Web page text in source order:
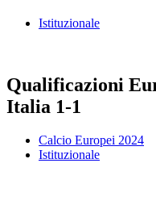
Istituzionale
Qualificazioni
Italia 1-1
Calcio Europei 2024
Istituzionale